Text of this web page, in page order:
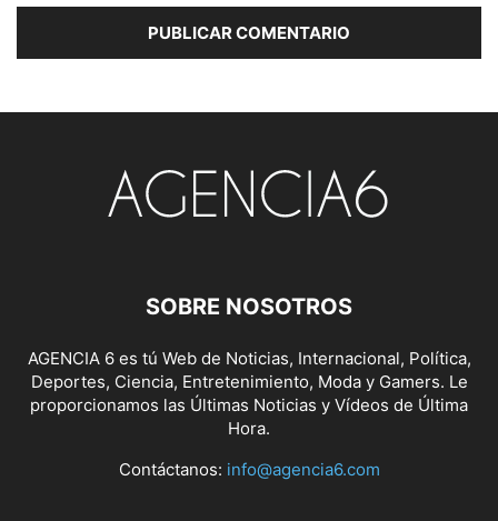
SOBRE NOSOTROS
AGENCIA 6 es tú Web de Noticias, Internacional, Política,
Deportes, Ciencia, Entretenimiento, Moda y Gamers. Le
proporcionamos las Últimas Noticias y Vídeos de Última
Hora.
Contáctanos: info@agencia6.com